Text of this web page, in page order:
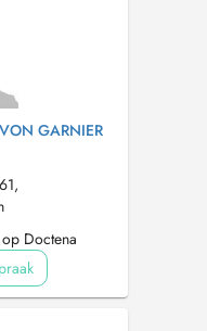
GARNIER
Doctena